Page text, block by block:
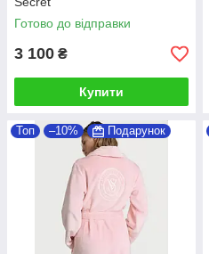
Готово до відправки
3 100 ₴
Купити
Топ –10% Подарунок